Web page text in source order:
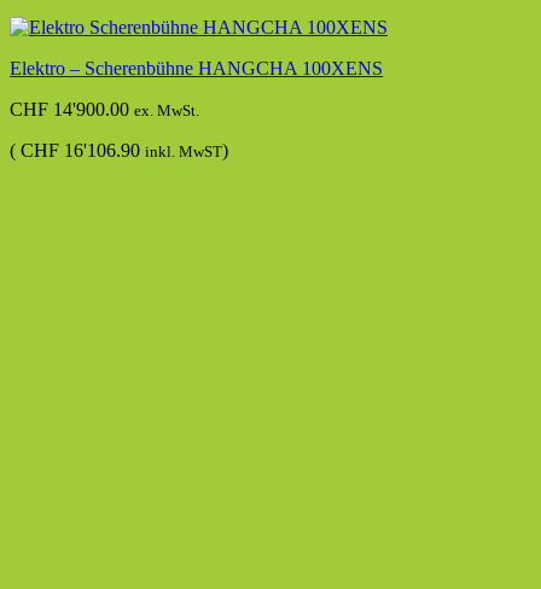
Elektro – Scherenbühne HANGCHA 100XENS
CHF 14'900.00 ex. MwSt.
( CHF 16'106.90 inkl. MwST)